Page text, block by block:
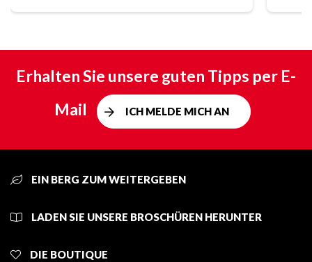
Erhalten Sie unsere guten Tipps per E-
Mail
ICH MELDE MICH AN
EIN BERG ZUM WEITERGEBEN
LADEN SIE UNSERE BROSCHÜREN HERUNTER
DIE BOUTIQUE